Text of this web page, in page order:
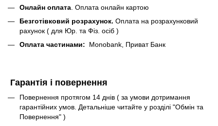
Онлайн оплата . Оплата онлайн картою
Безготівковий розрахунок. Оплата на розрахунковий
рахунок ( для Юр. та Фіз. осіб )
Оплата частинами: Monobank, Приват Банк
Гарантія і повернення
Повернення протягом 14 днів ( за умови дотримання
гарантійних умов. Детальніше читайте у розділі "Обмін та
Повернення" )